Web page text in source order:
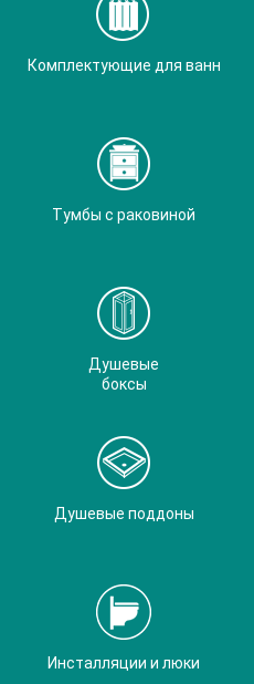
Комплектующие для ванн
Тумбы с раковиной
Душевые
боксы
Душевые поддоны
Инсталляции и люки